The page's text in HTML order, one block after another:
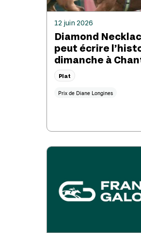
12 juin 2026
Diamond
peut écrire
dimanche à
Plat
Prix de Diane Longines